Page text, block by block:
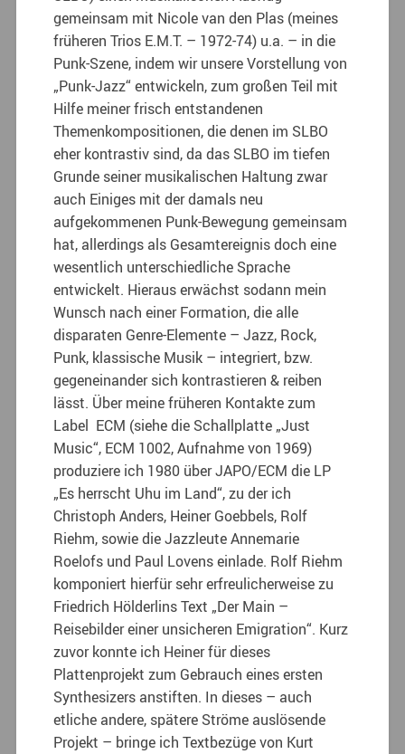
gemeinsam mit Nicole van den Plas (meines
früheren Trios E.M.T. – 1972-74) u.a. – in die
Punk-Szene, indem wir unsere Vorstellung von
„Punk-Jazz“ entwickeln, zum großen Teil mit
Hilfe meiner frisch entstandenen
Themenkompositionen, die denen im SLBO
eher kontrastiv sind, da das SLBO im tiefen
Grunde seiner musikalischen Haltung zwar
auch Einiges mit der damals neu
aufgekommenen Punk-Bewegung gemeinsam
hat, allerdings als Gesamtereignis doch eine
wesentlich unterschiedliche Sprache
entwickelt. Hieraus erwächst sodann mein
Wunsch nach einer Formation, die alle
disparaten Genre-Elemente – Jazz, Rock,
Punk, klassische Musik – integriert, bzw.
gegeneinander sich kontrastieren & reiben
lässt. Über meine früheren Kontakte zum
Label ECM (siehe die Schallplatte „Just
Music“, ECM 1002, Aufnahme von 1969)
produziere ich 1980 über JAPO/ECM die LP
„Es herrscht Uhu im Land“, zu der ich
Christoph Anders, Heiner Goebbels, Rolf
Riehm, sowie die Jazzleute Annemarie
Roelofs und Paul Lovens einlade. Rolf Riehm
komponiert hierfür sehr erfreulicherweise zu
Friedrich Hölderlins Text „Der Main –
Reisebilder einer unsicheren Emigration“. Kurz
zuvor konnte ich Heiner für dieses
Plattenprojekt zum Gebrauch eines ersten
Synthesizers anstiften. In dieses – auch
etliche andere, spätere Ströme auslösende
Projekt – bringe ich Textbezüge von Kurt